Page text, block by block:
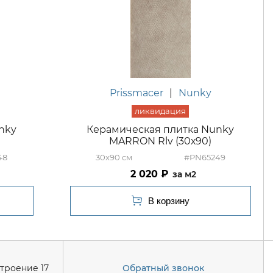
Prissmacer Nunky
Керамическая плитка Nunky
MARRON Rlv (30х90)
30x90 #PN65249
2 020 м2
17 Обратный звонок